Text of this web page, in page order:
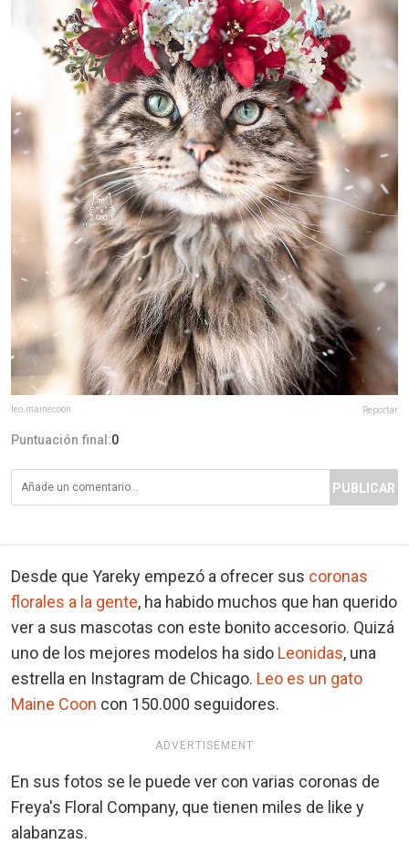
leo.mainecoon Reportar
Puntuación final:0
PUBLICAR
Desde que Yareky empezó a ofrecer sus coronas
florales a la gente, ha habido muchos que han querido
ver a sus mascotas con este bonito accesorio. Quizá
uno de los mejores modelos ha sido Leonidas, una
estrella en Instagram de Chicago. Leo es un gato
Maine Coon con 150.000 seguidores.
ADVERTISEMENT
En sus fotos se le puede ver con varias coronas de
Freya's Floral Company, que tienen miles de like y
alabanzas.